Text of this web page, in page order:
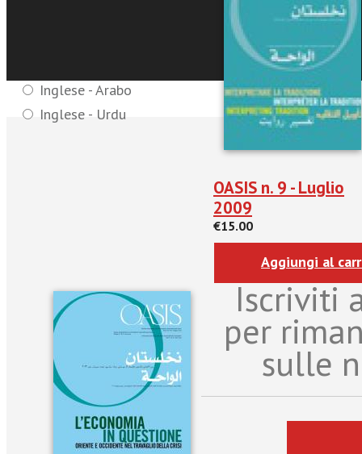
Inglese - Arabo
Inglese - Urdu
OASIS n. 9 - Luglio
2009
€15.00
Aggiungi al
Iscriviti
per
sulle